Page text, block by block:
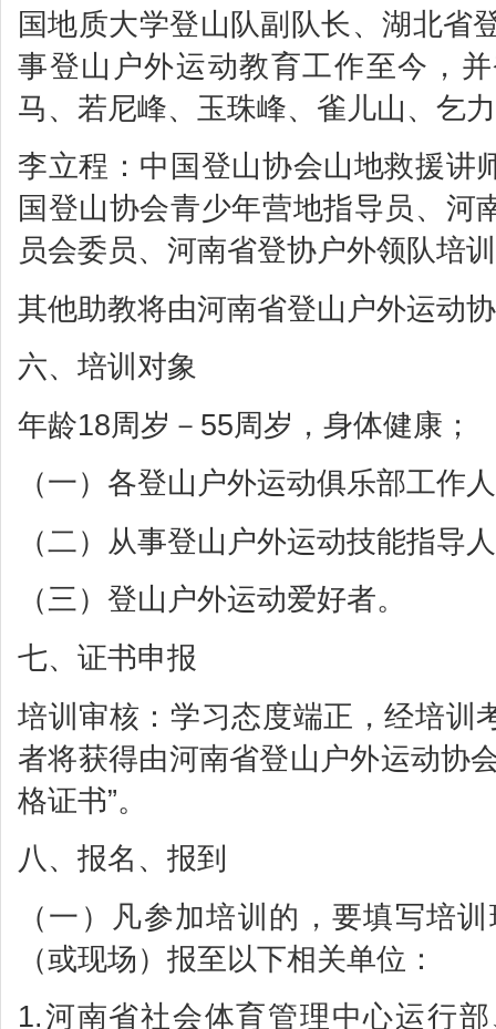
国地质大学登山队副队长、湖北省
事登山户外运动教育工作至今，
马、若尼峰、玉珠峰、雀儿山、乞
李立程：中国登山协会山地救援讲
国登山协会青少年营地指导员、河
员会委员、河南省登协户外领队培
其他助教将由河南省登山户外运动
六、培训对象
年龄18周岁－55周岁，身体健康；
（一）各登山户外运动俱乐部工作
（二）从事登山户外运动技能指导
（三）登山户外运动爱好者。
七、证书申报
培训审核：学习态度端正，经培训
者将获得由河南省登山户外运动协
格证书”。
八、报名、报到
（一）凡参加培训的，要填写培
（或现场）报至以下相关单位：
1.河南省社会体育管理中心运行